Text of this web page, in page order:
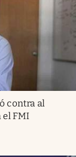
contra al
FMI